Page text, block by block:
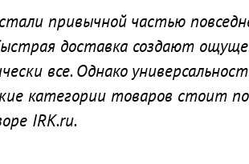
привычной частью
доставка создают
все. Однако
категории товаров стоит
IRK.ru.